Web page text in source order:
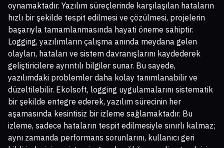
oynamaktadır. Yazılım süreçlerinde karşılaşılan hataların
hızlı bir şekilde tespit edilmesi ve çözülmesi, projelerin
başarıyla tamamlanmasında hayati öneme sahiptir.
Logging, yazılımların çalışma anında meydana gelen
olayları, hataları ve sistem davranışlarını kaydederek
geliştiricilere ayrıntılı bilgiler sunar. Bu sayede,
yazılımdaki problemler daha kolay tanımlanabilir ve
düzeltilebilir. Ekolsoft, logging uygulamalarını sistematik
bir şekilde entegre ederek, yazılım sürecinin her
aşamasında kesintisiz bir izleme sağlamaktadır. Bu
izleme, sadece hataların tespit edilmesiyle sınırlı kalmaz;
aynı zamanda performans sorunlarını, kullanıcı geri